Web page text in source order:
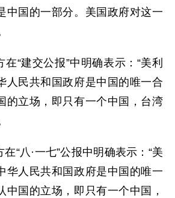
中国的一部分。美国政府对这一
在“建交公报”中明确表示：“美利
人民共和国政府是中国的唯一合
的立场，即只有一个中国，台湾
“八·一七”公报中明确表示：“美
华人民共和国政府是中国的唯一
中国的立场，即只有一个中国，